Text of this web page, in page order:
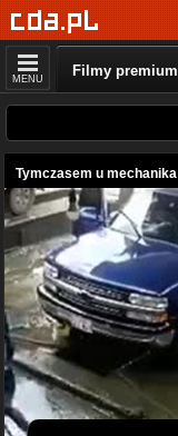
MENU Filmy premium
Tymczasem u mechanika